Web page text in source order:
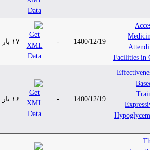
Facilities
1400/12/19 ۱۷ بار
1400/12/19 ۱۶ بار